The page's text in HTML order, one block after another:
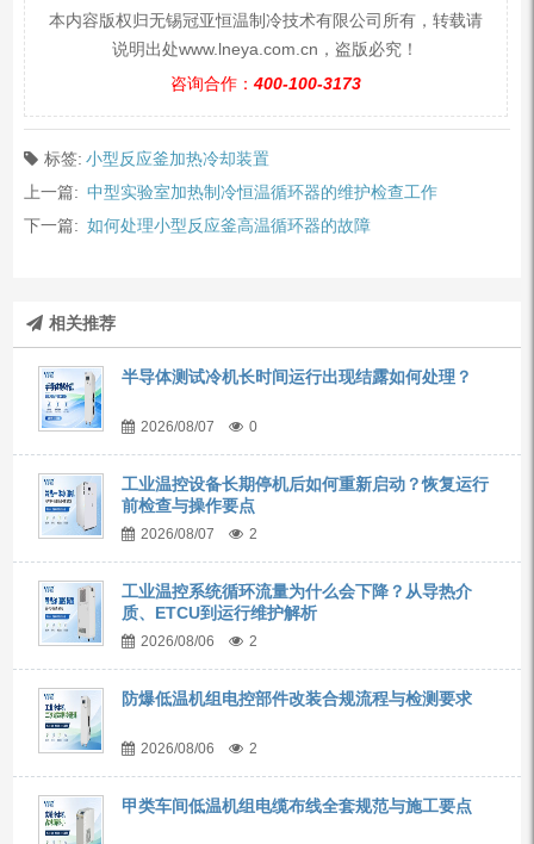
本内容版权归无锡冠亚恒温制冷技术有限公司所有，转载请
说明出处www.lneya.com.cn，盗版必究！
咨询合作： 400-100-3173
标签: 小型反应釜加热冷却装置
上一篇: 中型实验室加热制冷恒温循环器的维护检查工作
下一篇: 如何处理小型反应釜高温循环器的故障
相关推荐
半导体测试冷机长时间运行出现结露如何处理？
2026/08/07 0
工业温控设备长期停机后如何重新启动？恢复运行
前检查与操作要点
2026/08/07 2
工业温控系统循环流量为什么会下降？从导热介
质、ETCU到运行维护解析
2026/08/06 2
防爆低温机组电控部件改装合规流程与检测要求
2026/08/06 2
甲类车间低温机组电缆布线全套规范与施工要点